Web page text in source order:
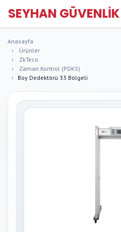
SEYHAN GÜVENLIK
Anasayfa
Ürünler
ZkTeco
Zaman Kontrol (PDKS)
Boy Dedektörü 33 Bölgeli